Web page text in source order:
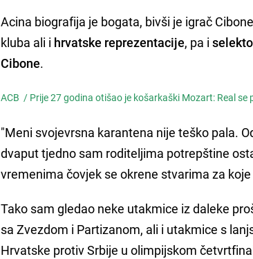
Acina biografija je bogata, bivši je igrač
kluba ali i hrvatske reprezentacije, pa i
Cibone.
ACB / Prije 27 godina otišao je košarkaški Mozart: Real se
"Meni svojevrsna karantena nije teško pala.
dvaput tjedno sam roditeljima potrepštine
vremenima čovjek se okrene stvarima za
Tako sam gledao neke utakmice iz daleke
sa Zvezdom i Partizanom, ali i utakmice s
Hrvatske protiv Srbije u olimpijskom